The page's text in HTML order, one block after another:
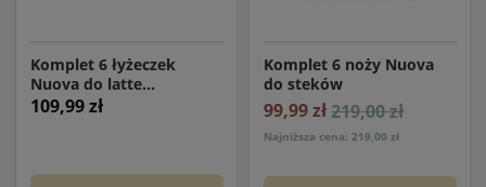
Komplet 6 łyżeczek
Nuova do latte
macchiato
109,99 zł
Komplet 6 noży Nuova
do steków
99,99 zł 219,00 zł
Najniższa cena: 219,00 zł